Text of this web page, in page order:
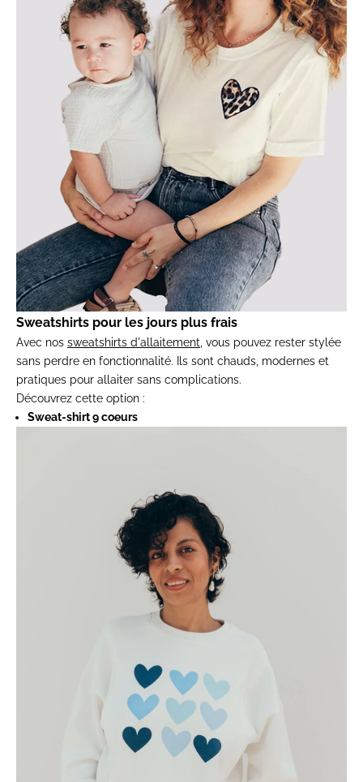
Sweatshirts pour les jours plus frais
Avec nos sweatshirts d'allaitement , vous pouvez rester stylée
sans perdre en fonctionnalité. Ils sont chauds, modernes et
pratiques pour allaiter sans complications.
Découvrez cette option :
Sweat-shirt 9 coeurs